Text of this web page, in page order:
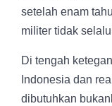
setelah enam
militer tidak
Di tengah
Indonesia dan
dibutuhkan